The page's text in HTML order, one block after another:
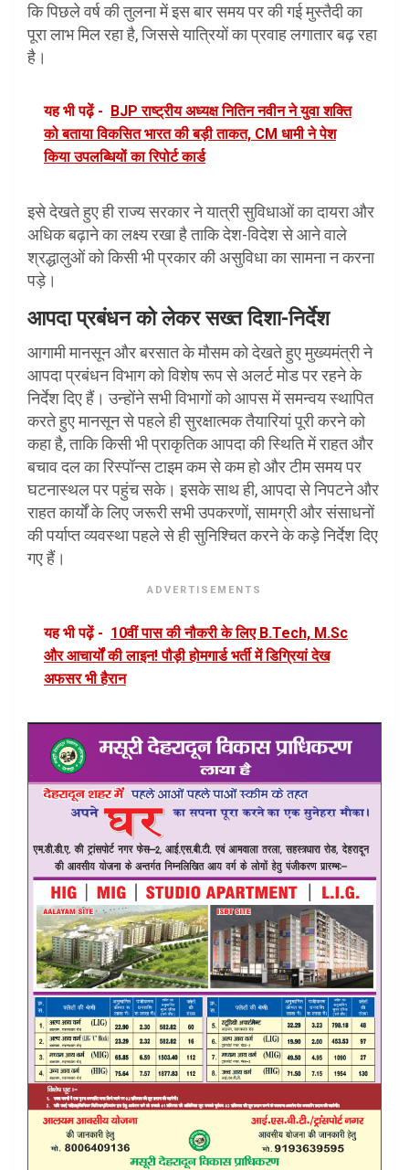
कि पिछले वर्ष की तुलना में इस बार समय पर की गई मुस्तैदी का
पूरा लाभ मिल रहा है, जिससे यात्रियों का प्रवाह लगातार बढ़ रहा
है।
यह भी पढ़ें - BJP राष्ट्रीय अध्यक्ष नितिन नवीन ने युवा शक्ति
को बताया विकसित भारत की बड़ी ताकत, CM धामी ने पेश
किया उपलब्धियों का रिपोर्ट कार्ड
इसे देखते हुए ही राज्य सरकार ने यात्री सुविधाओं का दायरा और
अधिक बढ़ाने का लक्ष्य रखा है ताकि देश-विदेश से आने वाले
श्रद्धालुओं को किसी भी प्रकार की असुविधा का सामना न करना
पड़े।
आपदा प्रबंधन को लेकर सख्त दिशा-निर्देश
आगामी मानसून और बरसात के मौसम को देखते हुए मुख्यमंत्री ने
आपदा प्रबंधन विभाग को विशेष रूप से अलर्ट मोड पर रहने के
निर्देश दिए हैं। उन्होंने सभी विभागों को आपस में समन्वय स्थापित
करते हुए मानसून से पहले ही सुरक्षात्मक तैयारियां पूरी करने को
कहा है, ताकि किसी भी प्राकृतिक आपदा की स्थिति में राहत और
बचाव दल का रिस्पॉन्स टाइम कम से कम हो और टीम समय पर
घटनास्थल पर पहुंच सके। इसके साथ ही, आपदा से निपटने और
राहत कार्यों के लिए जरूरी सभी उपकरणों, सामग्री और संसाधनों
की पर्याप्त व्यवस्था पहले से ही सुनिश्चित करने के कड़े निर्देश दिए
गए हैं।
ADVERTISEMENTS
यह भी पढ़ें - 10वीं पास की नौकरी के लिए B.Tech, M.Sc
और आचार्यों की लाइन! पौड़ी होमगार्ड भर्ती में डिग्रियां देख
अफसर भी हैरान